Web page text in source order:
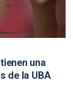
una
de la UBA